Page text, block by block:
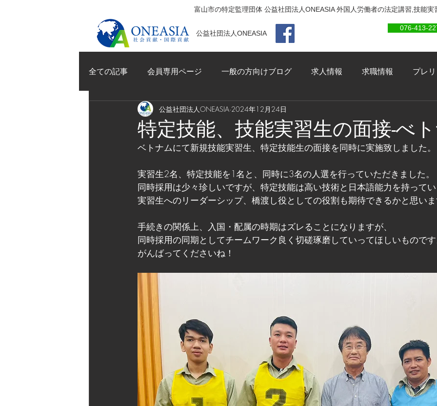
富山市の特定監理団体 公益社団法人ONEASIA 外国人労働者の法定講習,技能実
公益社団法人ONEASIA
076-413-
全ての記事 会員専用ページ 一般の方向けブログ 求人情報 求職情報 プレ
特定技能、技能実習生の面接-べ
公益社団法人ONEASIA 2024年12月24日
ベトナムにて新規技能実習生、特定技能生の面接を同時に実施致しました。
実習生2名、特定技能を1名と、同時に3名の人選を行っていただきました。
同時採用は少々珍しいですが、特定技能は高い技術と日本語能力を持って
実習生へのリーダーシップ、橋渡し役としての役割も期待できるかと思い
手続きの関係上、入国・配属の時期はズレることになりますが、
同時採用の同期としてチームワーク良く切磋琢磨していってほしいもので
がんばってくださいね！